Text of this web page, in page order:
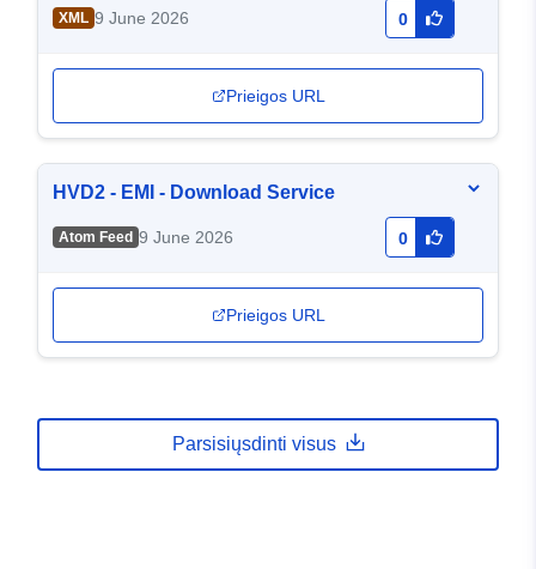
XML 9 June 2026 0
Prieigos URL
HVD2 - EMI - Download Service
Atom Feed 9 June 2026 0
Prieigos URL
Parsisiųsdinti visus